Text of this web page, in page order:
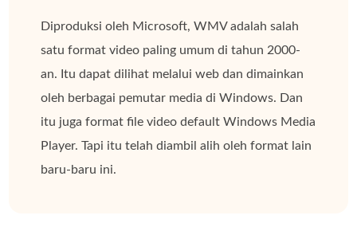
Diproduksi oleh Microsoft, WMV adalah salah
satu format video paling umum di tahun 2000-
an. Itu dapat dilihat melalui web dan dimainkan
oleh berbagai pemutar media di Windows. Dan
itu juga format file video default Windows Media
Player. Tapi itu telah diambil alih oleh format lain
baru-baru ini.